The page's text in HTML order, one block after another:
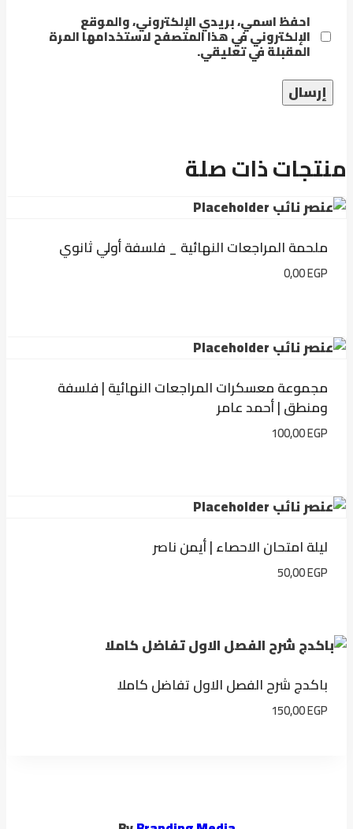
احفظ اسمي، بريدي الإلكتروني، والموقع
الإلكتروني في هذا المتصفح لاستخدامها المرة
المقبلة في تعليقي.
منتجات ذات صلة
ملحمة المراجعات النهائية _ فلسفة أولي ثانوي
0,00EGP
مجموعة معسكرات المراجعات النهائية | فلسفة
ومنطق | أحمد عامر
100,00EGP
ليلة امتحان الاحصاء | أيمن ناصر
50,00EGP
باكدج شرح الفصل الاول تفاضل كاملا
150,00EGP